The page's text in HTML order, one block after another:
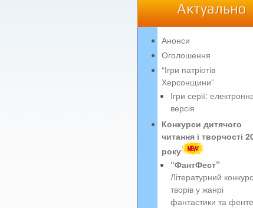
Актуально
Анонси
Оголошення
“Ігри патріотів
Херсонщини”
Ігри серії:
версія
Конкурси дитячого
читання і творчості
року
“ФантФест”
Літературний конкурс
творів у жанрі
фантастики та